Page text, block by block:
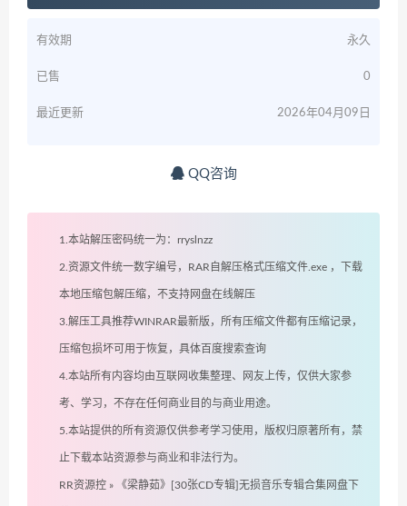
有效期 永久
已售 0
最近更新 2026年04月09日
QQ咨询
1.本站解压密码统一为：rryslnzz
2.资源文件统一数字编号，RAR自解压格式压缩文件.exe ，下载
本地压缩包解压缩，不支持网盘在线解压
3.解压工具推荐WINRAR最新版，所有压缩文件都有压缩记录，
压缩包损坏可用于恢复，具体百度搜索查询
4.本站所有内容均由互联网收集整理、网友上传，仅供大家参
考、学习，不存在任何商业目的与商业用途。
5.本站提供的所有资源仅供参考学习使用，版权归原著所有，禁
止下载本站资源参与商业和非法行为。
RR资源控 » 《梁静茹》[30张CD专辑]无损音乐专辑合集网盘下